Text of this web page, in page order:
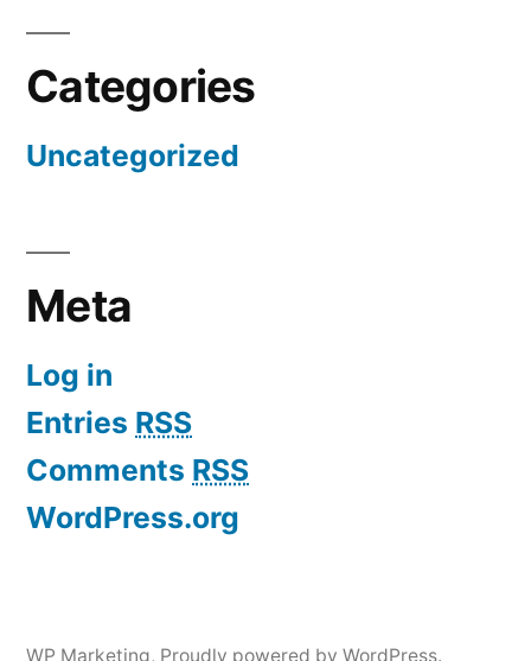
Categories
Uncategorized
Meta
Log in
Entries RSS
Comments RSS
WordPress.org
WP Marketing, Proudly powered by WordPress.